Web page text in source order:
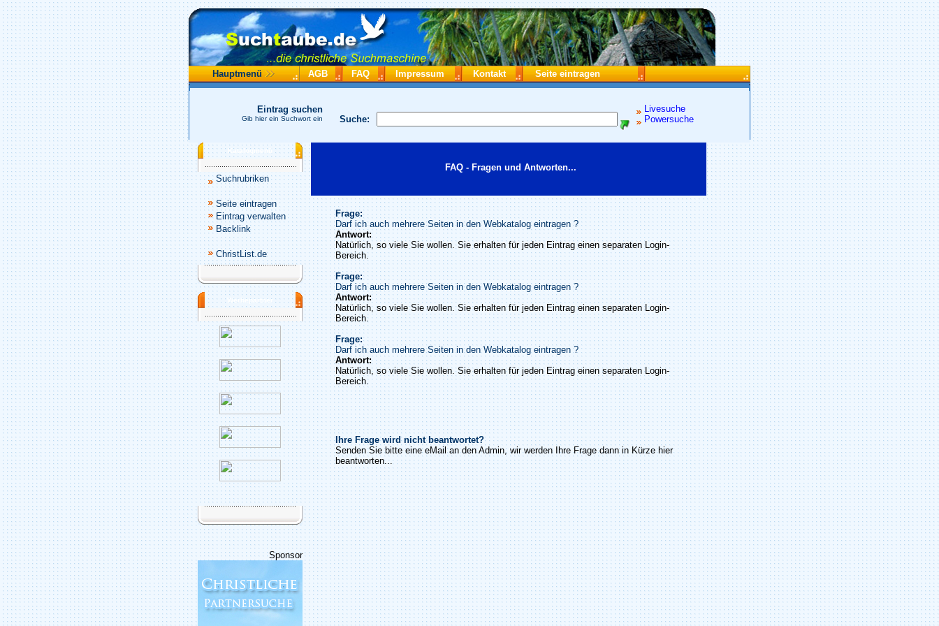
Hauptmenü AGB FAQ Impressum Kontakt Seite eintragen
Suche:
Livesuche
Powersuche
Eintrag suchen
Gib hier ein Suchwort ein
Katalogmenü
Suchrubriken
Seite eintragen
Eintrag verwalten
Backlink
ChristList.de
Werbepartner
Sponsor
FAQ - Fragen und Antworten...
Frage:
Darf ich auch mehrere Seiten in den Webkatalog eintragen ?
Antwort:
Natürlich, so viele Sie wollen. Sie erhalten für jeden Eintrag einen separaten Login-
Bereich.
Frage:
Darf ich auch mehrere Seiten in den Webkatalog eintragen ?
Antwort:
Natürlich, so viele Sie wollen. Sie erhalten für jeden Eintrag einen separaten Login-
Bereich.
Frage:
Darf ich auch mehrere Seiten in den Webkatalog eintragen ?
Antwort:
Natürlich, so viele Sie wollen. Sie erhalten für jeden Eintrag einen separaten Login-
Bereich.
Ihre Frage wird nicht beantwortet?
Senden Sie bitte eine eMail an den Admin, wir werden Ihre Frage dann in Kürze hier
beantworten...